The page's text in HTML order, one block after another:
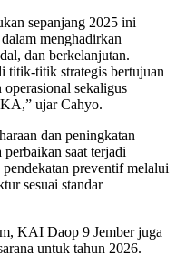
sepanjang 2025 ini
menghadirkan
dan berkelanjutan.
titik-titik strategis bertujuan
sekaligus
ujar Cahyo.
dan peningkatan
saat terjadi
preventif melalui
sesuai standar
KAI Daop 9 Jember juga
untuk tahun 2026.